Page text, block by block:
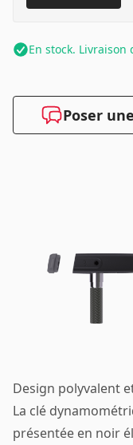
En stock. Livraison
Poser
Design polyvalent
La clé
présentée en noir